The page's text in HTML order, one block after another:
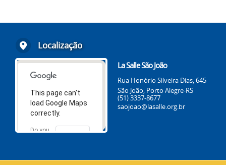
Localização
This page can't
load Google Maps
correctly.
Do you
OK
La Salle São João
Rua Honório Silveira Dias, 645
São João, Porto Alegre-RS
(51) 3337-8677
saojoao@lasalle.org.br